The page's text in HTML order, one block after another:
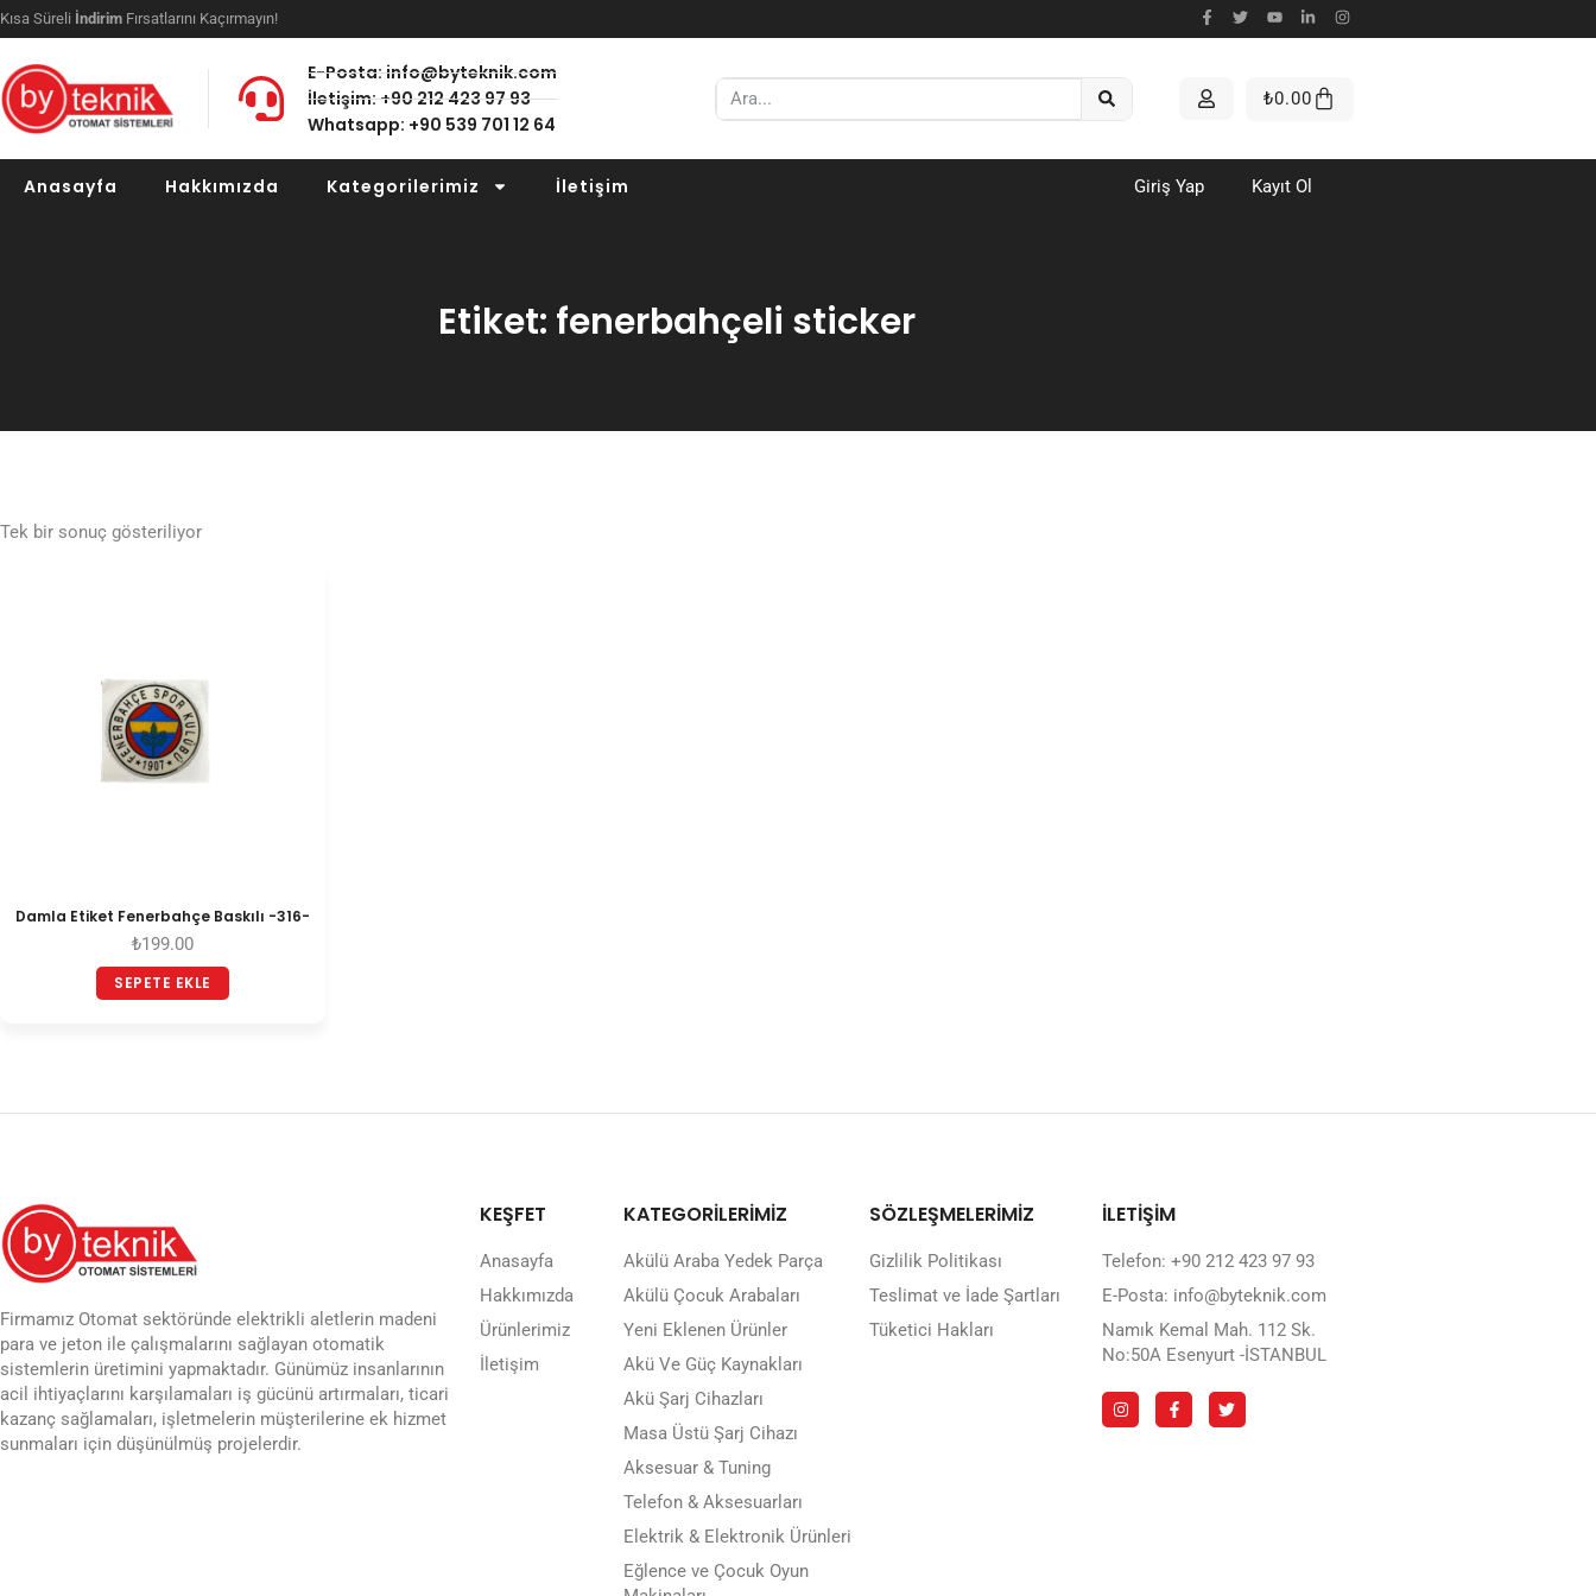
Kısa Süreli İndirim Fırsatlarını Kaçırmayın!
E-Posta: info@byteknik.com
İletişim: +90 212 423 97 93
Whatsapp: +90 539 701 12 64
₺0.00
Anasayfa Hakkımızda Kategorilerimiz İletişim Giriş Yap Kayıt Ol
Etiket: fenerbahçeli sticker
Tek bir sonuç gösteriliyor
Damla Etiket Fenerbahçe Baskılı -316-
₺199.00
SEPETE EKLE
Firmamız Otomat sektöründe elektrikli aletlerin madeni
para ve jeton ile çalışmalarını sağlayan otomatik
sistemlerin üretimini yapmaktadır. Günümüz insanlarının
acil ihtiyaçlarını karşılamaları iş gücünü artırmaları, ticari
kazanç sağlamaları, işletmelerin müşterilerine ek hizmet
sunmaları için düşünülmüş projelerdir.
KEŞFET
Anasayfa
Hakkımızda
Ürünlerimiz
İletişim
KATEGORİLERİMİZ
Akülü Araba Yedek Parça
Akülü Çocuk Arabaları
Yeni Eklenen Ürünler
Akü Ve Güç Kaynakları
Akü Şarj Cihazları
Masa Üstü Şarj Cihazı
Aksesuar & Tuning
Telefon & Aksesuarları
Elektrik & Elektronik Ürünleri
Eğlence ve Çocuk Oyun
SÖZLEŞMELERİMİZ
Gizlilik Politikası
Teslimat ve İade Şartları
Tüketici Hakları
İLETİŞİM
Telefon: +90 212 423 97 93
E-Posta: info@byteknik.com
Namık Kemal Mah. 112 Sk.
No:50A Esenyurt -İSTANBUL